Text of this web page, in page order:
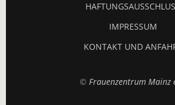
IMPRESSUM
KONTAKT UND
© Frauenzentrum Mainz